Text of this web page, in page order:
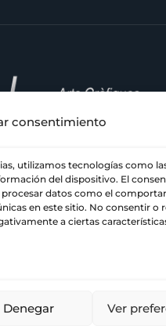
consentimiento
utilizamos tecnologías como
del dispositivo. El
datos como el
en este sitio. No consentir o
a ciertas
Denegar Ver
Hospitalet, llevamos
tu imprenta de
y el Baix Llobregat.
por la impresión y el
a lo largo de los años.